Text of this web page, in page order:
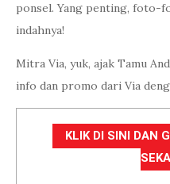
ponsel. Yang penting, foto-
indahnya!
Mitra Via, yuk, ajak Tamu
info dan promo dari Via
KLIK DI SINI DAN